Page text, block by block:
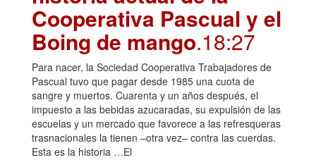
Cooperativa Pascual y el
Boing de mango.18:27
Para nacer, la Sociedad Cooperativa Trabajadores de
Pascual tuvo que pagar desde 1985 una cuota de
sangre y muertos. Cuarenta y un años después, el
impuesto a las bebidas azucaradas, su expulsión de las
escuelas y un mercado que favorece a las refresqueras
trasnacionales la tienen –otra vez– contra las cuerdas.
Esta es la historia …El